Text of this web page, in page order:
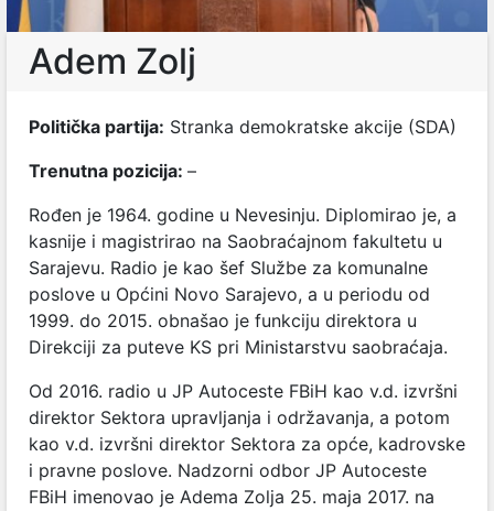
Adem Zolj
Politička partija: Stranka demokratske akcije (SDA)
Trenutna pozicija: –
Rođen je 1964. godine u Nevesinju. Diplomirao je, a
kasnije i magistrirao na Saobraćajnom fakultetu u
Sarajevu. Radio je kao šef Službe za komunalne
poslove u Općini Novo Sarajevo, a u periodu od
1999. do 2015. obnašao je funkciju direktora u
Direkciji za puteve KS pri Ministarstvu saobraćaja.
Od 2016. radio u JP Autoceste FBiH kao v.d. izvršni
direktor Sektora upravljanja i održavanja, a potom
kao v.d. izvršni direktor Sektora za opće, kadrovske
i pravne poslove. Nadzorni odbor JP Autoceste
FBiH imenovao je Adema Zolja 25. maja 2017. na